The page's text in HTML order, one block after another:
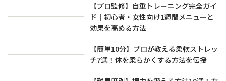
【プロ監修】自重トレーニング完全ガイ
ド｜初心者・女性向け1週間メニューと
効果を高める方法
【簡単10分】プロが教える柔軟ストレッ
チ7選！体を柔らかくする方法を伝授